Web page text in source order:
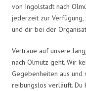
von Ingolstadt nach
jederzeit zur
und dir bei der
Vertraue auf unsere
nach Olmütz geht. Wir
Gegebenheiten aus und
reibungslos verläuft. Du